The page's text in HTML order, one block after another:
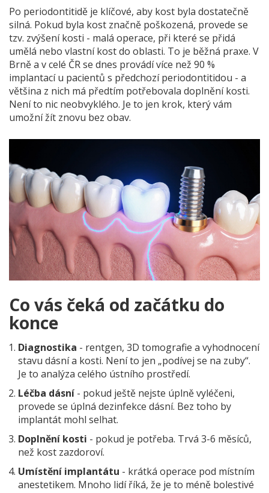
Po periodontitidě je klíčové, aby kost byla dostatečně
silná. Pokud byla kost značně poškozená, provede se
tzv. zvýšení kosti - malá operace, při které se přidá
umělá nebo vlastní kost do oblasti. To je běžná praxe. V
Brně a v celé ČR se dnes provádí více než 90 %
implantací u pacientů s předchozí periodontitidou - a
většina z nich má předtím potřebovala doplnění kosti.
Není to nic neobvyklého. Je to jen krok, který vám
umožní žít znovu bez obav.
Co vás čeká od začátku do
konce
Diagnostika - rentgen, 3D tomografie a vyhodnocení
stavu dásní a kosti. Není to jen „podívej se na zuby“.
Je to analýza celého ústního prostředí.
Léčba dásní - pokud ještě nejste úplně vyléčeni,
provede se úplná dezinfekce dásní. Bez toho by
implantát mohl selhat.
Doplnění kosti - pokud je potřeba. Trvá 3-6 měsíců,
než kost zazdoroví.
Umístění implantátu - krátká operace pod místním
anestetikem. Mnoho lidí říká, že je to méně bolestivé